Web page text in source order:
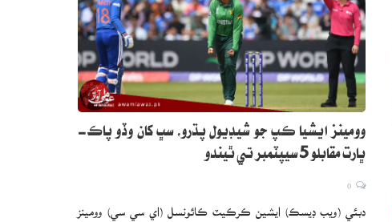
وومينز ايشيا ڪپ جو شيڊيول پڌرو، سڀ کان وڏو پاڪ-
ڀارت مقابلو 5 سيپٽمبر تي ٿيندو
دبئي (ويب ڊيسڪ) ايشين ڪرڪيٽ ڪائونسل (اي سي سي) وومينز